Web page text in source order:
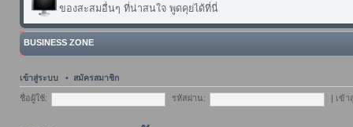
ของสะสมอื่นๆ ที่น่าสนใจ พูดคุยได้ที่นี่
BUSINESS ZONE
เข้าสู่ระบบ • สมัครสมาชิก
ชื่อผู้ใช้: รหัสผ่าน: เข้